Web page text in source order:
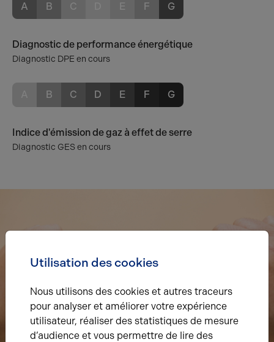
A B C E F G
Diagnostic de performance énergétique
Diagnostic DPE en cours
B C D E F G
Indice d'émission de gaz à effet de serre
Diagnostic GES en cours
Utilisation des cookies
Nous utilisons des cookies et autres traceurs
pour analyser et améliorer votre expérience
utilisateur, réaliser des statistiques de mesure
d’audience et vous permettre de lire des